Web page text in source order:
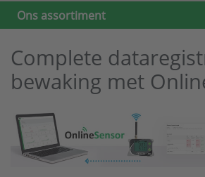
Ons assortiment
Complete
bewaking met